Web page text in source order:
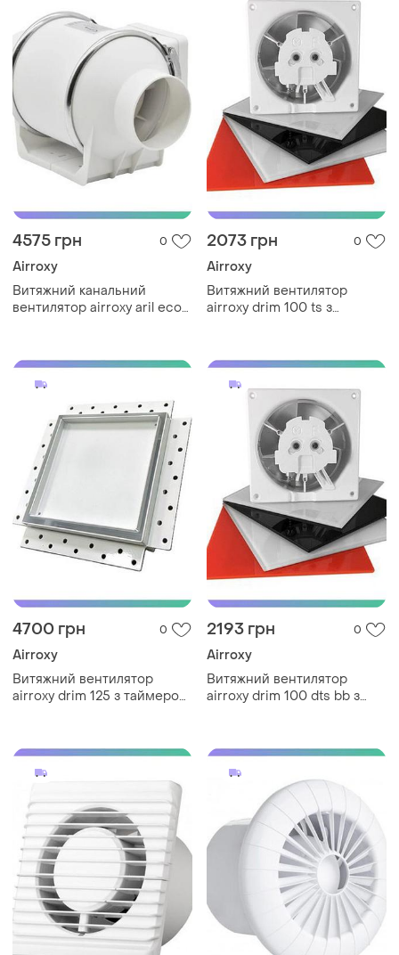
4575 грн 0
Airroxy
Витяжний канальний
вентилятор airroxy aril eco
2073 грн 0
Airroxy
Витяжний вентилятор
airroxy drim 100 ts з
кімнати sku_01-062
4700 грн 0
Airroxy
Витяжний вентилятор
airroxy drim 125 з таймером
sku_125 hs white
2193 грн 0
Airroxy
Витяжний вентилятор
airroxy drim 100 dts bb з
ванної sku_01-063